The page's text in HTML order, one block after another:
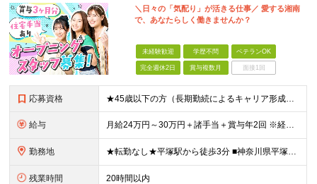
＼日々の「気配り」が活きる仕事／ 愛する湘南
で、あなたらしく働きませんか？
未経験歓迎 学歴不問 ベテランOK
完全週休2日 賞与複数月 面接1回
応募資格 ★45歳以下の方（長期勤続によるキャリア形成のため） ★完全未経験の方、大歓迎！ ■未経験、ブランクのある方の社会復帰も応援します ※学歴不問 ＼こんな方にピッタリの職場です！／ ◎日常的にスマー
給与 月給24万円～30万円＋諸手当＋賞与年2回 ※経験やスキルを最大限考慮して給与を決定 ※試用期間3ヶ月（その間の待遇に差異はありません） ※月給額は経験・スキルを考慮の上、決定します。 ※残業代は退
勤務地 ★転勤なし★平塚駅から徒歩3分 ■神奈川県平塚市宝町3-1 平塚MNビル1階 ＜平塚ってどんな街？7つの魅力をご紹介します＞ ■海まで徒歩圏内で、湘南の潮風を感じながら過ごせる ■目の前の駅ビル「ラ
残業時間 20時間以内